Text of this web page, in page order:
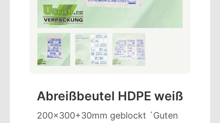
Abreißbeutel HDPE weiß
200×300+30mm geblockt ´Guten